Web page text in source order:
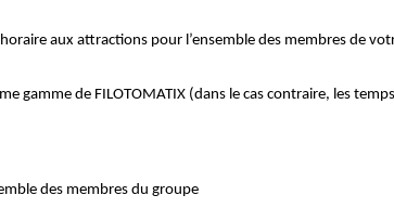
aux attractions pour l’ensemble des membres de
gamme de FILOTOMATIX (dans le cas contraire, les
des membres du groupe